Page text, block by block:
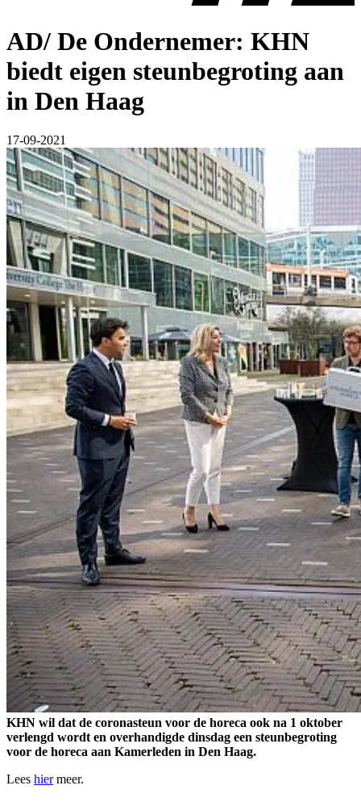
AD/ De Ondernemer: KHN
biedt eigen steunbegroting aan
in Den Haag
17-09-2021
KHN wil dat de coronasteun voor de horeca ook na 1 oktober
verlengd wordt en overhandigde dinsdag een steunbegroting
voor de horeca aan Kamerleden in Den Haag.
Lees hiermeer.